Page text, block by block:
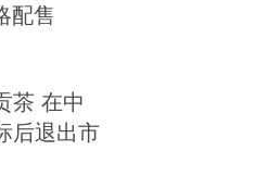
配售
茶 在中
后退出市